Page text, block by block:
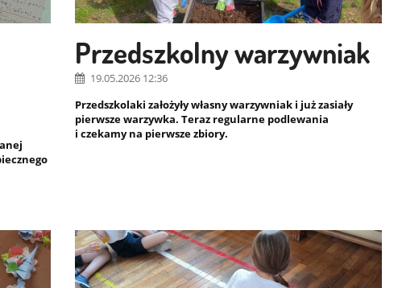
Przedszkolny warzywniak
19.05.2026 12:36
Przedszkolaki założyły własny warzywniak i już zasiały
pierwsze warzywka. Teraz regularne podlewania
i czekamy na pierwsze zbiory.